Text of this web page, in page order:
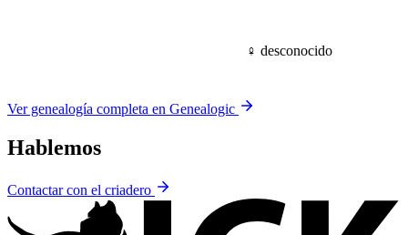
♀ desconocido
Ver genealogía completa en Genealogic
Hablemos
Contactar con el criadero